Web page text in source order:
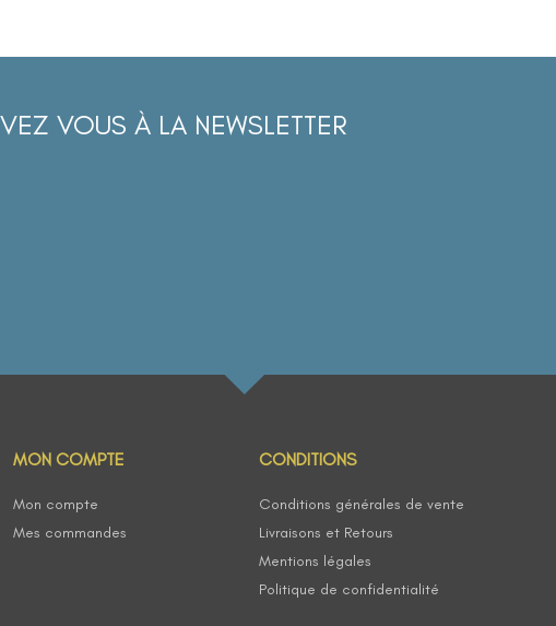
VOUS À LA NEWSLETTER
MON COMPTE
Mon compte
Mes commandes
CONDITIONS
Conditions générales de vente
Livraisons et Retours
Mentions légales
Politique de confidentialité